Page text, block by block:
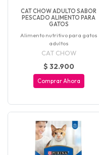
CAT CHOW ADULTO SABOR
PESCADO ALIMENTO PARA
GATOS
Alimento nutritivo para gatos
adultos
CAT CHOW
$ 32.900
Comprar Ahora